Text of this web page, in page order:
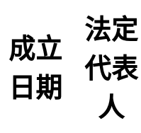
成立
日期
法定
代表
人